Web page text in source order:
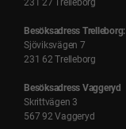
231 27 Trelleborg
Besöksadress Trelleborg:
Sjöviksvägen 7
231 62 Trelleborg
Besöksadress Vaggeryd
Skrittvägen 3
567 92 Vaggeryd